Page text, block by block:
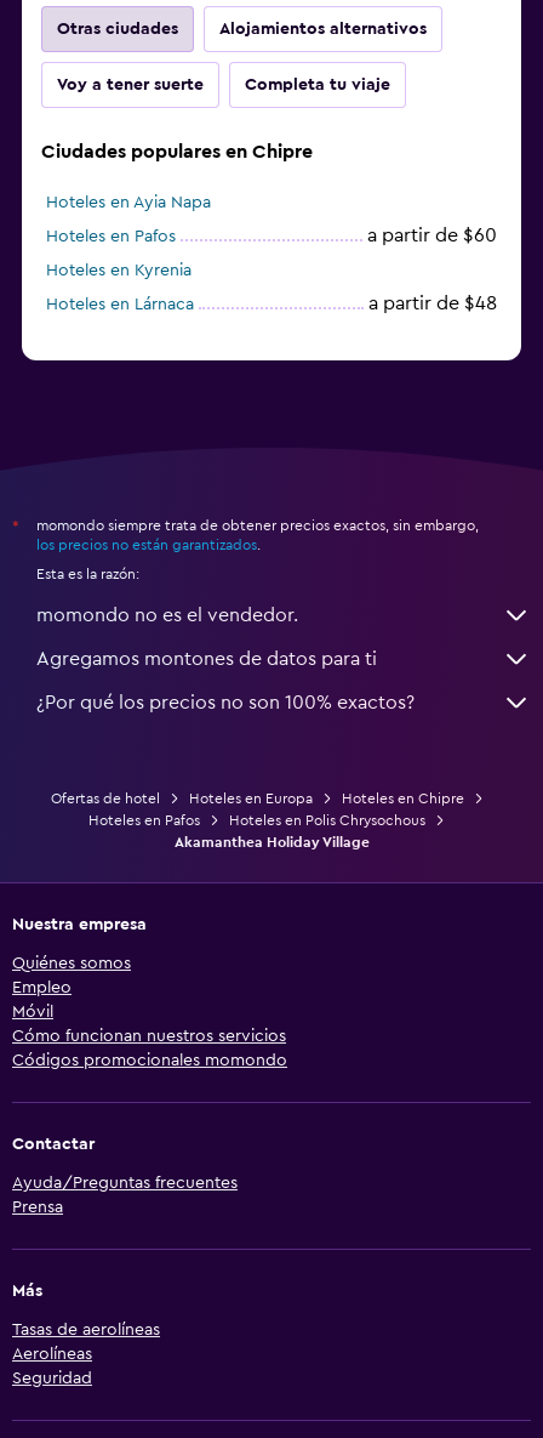
Otras ciudades Alojamientos alternativos
Voy a tener suerte Completa tu viaje
Ciudades populares en Chipre
Hoteles en Ayia Napa
Hoteles en Pafos
a partir de $60
Hoteles en Kyrenia
Hoteles en Lárnaca
a partir de $48
*
momondo siempre trata de obtener precios exactos, sin embargo,
los precios no están garantizados
Esta es la razón:
momondo no es el vendedor.
Agregamos montones de datos para ti
¿Por qué los precios no son 100% exactos?
Ofertas de hotel Hoteles en Europa
Hoteles en Chipre
Hoteles en Pafos
Hoteles en Polis Chrysochous
Akamanthea Holiday Village
Nuestra empresa
Quiénes somos
Empleo
Móvil
Cómo funcionan nuestros servicios
Códigos promocionales momondo
Contactar
Ayuda/Preguntas frecuentes
Prensa
Más
Tasas de aerolíneas
Aerolíneas
Seguridad